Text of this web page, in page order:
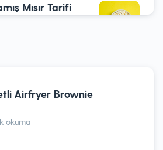
Mısır Tarifi
Airfryer Brownie
okuma